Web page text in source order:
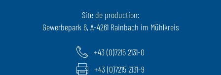
Site de production:
Gewerbepark 6, A-4261 Rainbach im Mühlkreis
+43 (0)7215 2131-0
+43 (0)7215 2131-9